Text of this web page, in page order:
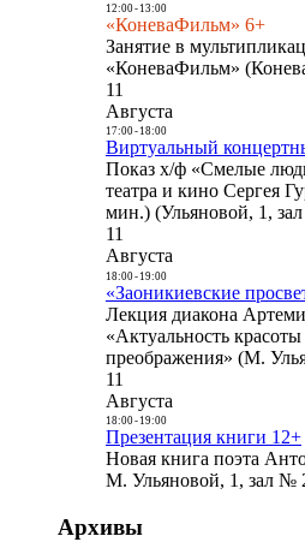
12:00- 13:00
«КоневаФильм» 6+
Занятие в
«КоневаФильм»
11
Августа
17:00- 18:00
Виртуальный
Показ х/ф «Смелые
театра и кино Сергея
мин.) (Ульяновой, 1,
11
Августа
18:00- 19:00
«Заоникиевские
Лекция диакона
«Актуальность
преображения» (М.
11
Августа
18:00- 19:00
Презентация книги 12+
Новая книга поэта
М. Ульяновой, 1, зал №
Архивы